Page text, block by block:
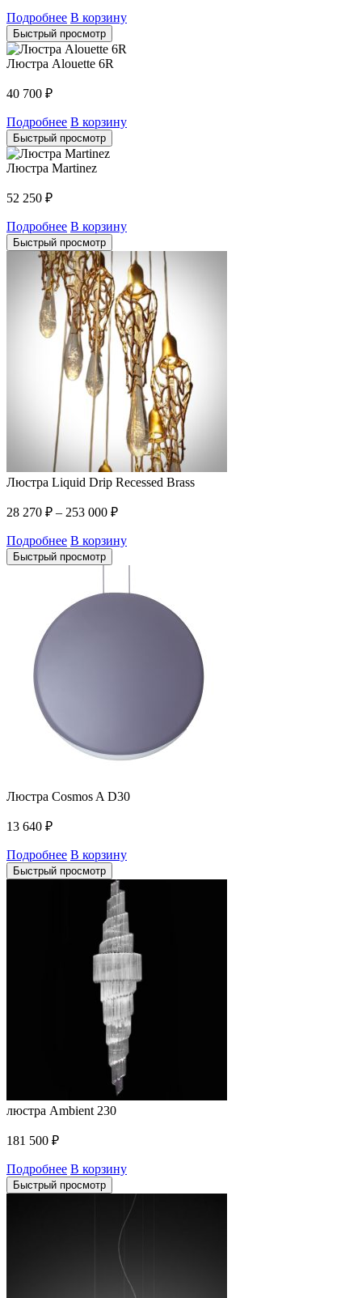
Подробнее В корзину
Быстрый просмотр
Люстра Alouette 6R
40 700 ₽
Подробнее В корзину
Быстрый просмотр
Люстра Martinez
52 250 ₽
Подробнее В корзину
Быстрый просмотр
Люстра Liquid Drip Recessed Brass
28 270 ₽ – 253 000 ₽
Подробнее В корзину
Быстрый просмотр
Люстра Cosmos A D30
13 640 ₽
Подробнее В корзину
Быстрый просмотр
люстра Ambient 230
181 500 ₽
Подробнее В корзину
Быстрый просмотр